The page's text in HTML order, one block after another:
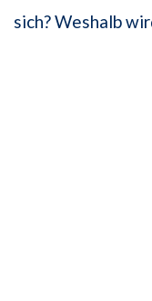
sich? Weshalb